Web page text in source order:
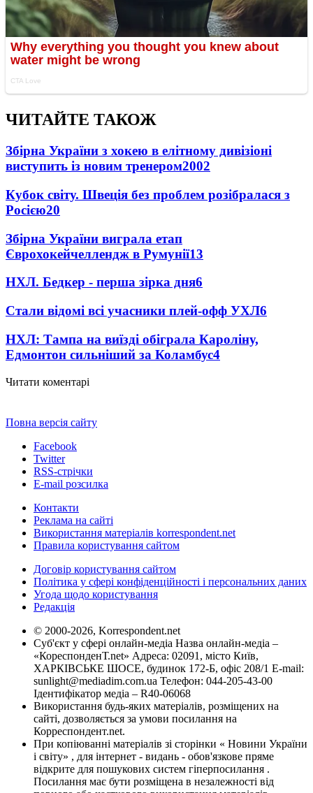
ЧИТАЙТЕ ТАКОЖ
Збірна України з хокею в елітному дивізіоні
виступить із новим тренером2002
Кубок світу. Швеція без проблем розібралася з
Росією20
Збірна України виграла етап
Єврохокейчеллендж в Румунії13
НХЛ. Бедкер - перша зірка дня6
Стали відомі всі учасники плей-офф УХЛ6
НХЛ: Тампа на виїзді обіграла Кароліну,
Едмонтон сильніший за Коламбус4
Читати коментарі
Повна версія сайту
Facebook
Twitter
RSS-стрічки
E-mail розсилка
Контакти
Реклама на сайті
Використання матеріалів korrespondent.net
Правила користування сайтом
Договір користування сайтом
Політика у сфері конфіденційності і персональних даних
Угода щодо користування
Редакція
© 2000-2026, Korrespondent.net
Суб'єкт у сфері онлайн-медіа Назва онлайн-медіа –
«КореспонденТ.net» Адреса: 02091, місто Київ,
ХАРКІВСЬКЕ ШОСЕ, будинок 172-Б, офіс 208/1 E-mail:
sunlight@mediadim.com.ua Телефон: 044-205-43-00
Ідентифікатор медіа – R40-06068
Використання будь-яких матеріалів, розміщених на
сайті, дозволяється за умови посилання на
Корреспондент.net.
При копіюванні матеріалів зі сторінки « Новини України
і світу» , для інтернет - видань - обов'язкове пряме
відкрите для пошукових систем гіперпосилання .
Посилання має бути розміщена в незалежності від